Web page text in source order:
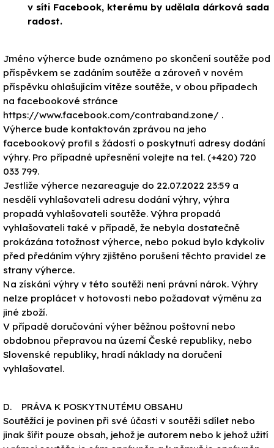
v síti Facebook, kterému by udělala dárková sada
radost.
Jméno výherce bude oznámeno po skončení soutěže pod
příspěvkem se zadáním soutěže a zároveň v novém
příspěvku ohlašujícím vítěze soutěže, v obou případech
na facebookové stránce
https://www.facebook.com/contraband.zone/ .
Výherce bude kontaktován zprávou na jeho
facebookový profil s žádostí o poskytnutí adresy dodání
výhry. Pro případné upřesnění volejte na tel. (+420) 720
033 799.
Jestliže výherce nezareaguje do 22.07.2022 23:59 a
nesdělí vyhlašovateli adresu dodání výhry, výhra
propadá vyhlašovateli soutěže. Výhra propadá
vyhlašovateli také v případě, že nebyla dostatečně
prokázána totožnost výherce, nebo pokud bylo kdykoliv
před předáním výhry zjištěno porušení těchto pravidel ze
strany výherce.
Na získání výhry v této soutěži není právní nárok. Výhry
nelze proplácet v hotovosti nebo požadovat výměnu za
jiné zboží.
V případě doručování výher běžnou poštovní nebo
obdobnou přepravou na území České republiky, nebo
Slovenské republiky, hradí náklady na doručení
vyhlašovatel.
D. PRÁVA K POSKYTNUTÉMU OBSAHU
Soutěžící je povinen při své účasti v soutěži sdílet nebo
jinak šířit pouze obsah, jehož je autorem nebo k jehož užití